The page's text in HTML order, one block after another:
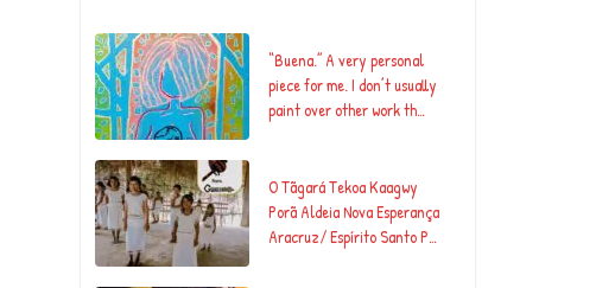
“Buena.” A very personal
piece for me. I don’t usually
paint over other work th…
O Tãgará Tekoa Kaagwy
Porã Aldeia Nova Esperança
Aracruz/ Espírito Santo P…